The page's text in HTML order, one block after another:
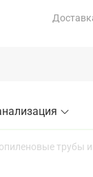
трубы